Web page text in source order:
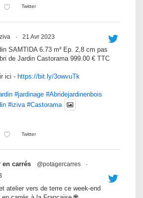
Twitter
· 21 Avr 2023
SAMTIDA 6.73 m² Ep. 2,8 cm pas
de Jardin Castorama 999.00 € TTC
ici - https://bit.ly/3owvuTk
#jardinage #Abridejardinenbois
#iziva #Castorama
Twitter
en carrés @potagercarres
·
atelier vers de terre ce week-end